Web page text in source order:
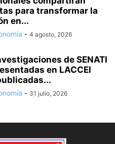
para transformar la
en...
- 4 agosto, 2026
de SENATI
en LACCEI
- 31 julio, 2026